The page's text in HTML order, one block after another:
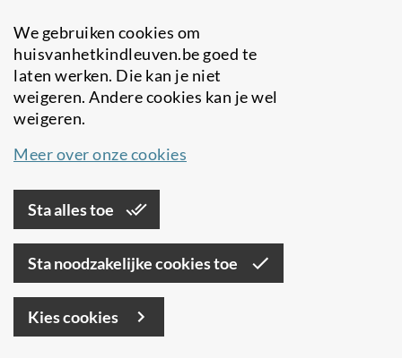
We gebruiken cookies om
huisvanhetkindleuven.be goed te
laten werken. Die kan je niet
weigeren. Andere cookies kan je wel
weigeren.
Meer over onze cookies
Sta alles toe
Sta noodzakelijke cookies toe
Kies cookies